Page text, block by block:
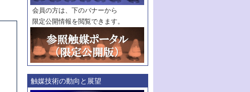
会員の方は、下のバナーから
限定公開情報を閲覧できます。
触媒技術の動向と展望